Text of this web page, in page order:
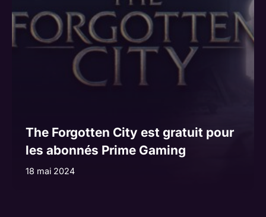
The Forgotten City est gratuit pour
les abonnés Prime Gaming
18 mai 2024